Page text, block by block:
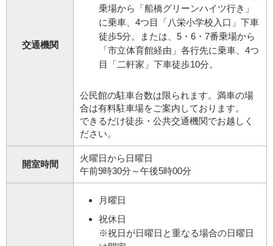
交通機関
乗場から「船橋グリーンハイツ行き」
に乗車、4つ目「八栄小学校入口」下車
徒歩5分。または、5・6・7番乗場から
「市立体育館経由」各行先に乗車、4つ
目「二軒家」下車徒歩10分。
公民館の駐車台数は限られます。満車の場
合は有料駐車場をご案内しております。
できるだけ徒歩・公共交通機関でお越しく
ださい。
開室時間
火曜日から日曜日
午前9時30分～午後5時00分
月曜日
祝休日
※祝日が日曜日と重なる場合の日曜日